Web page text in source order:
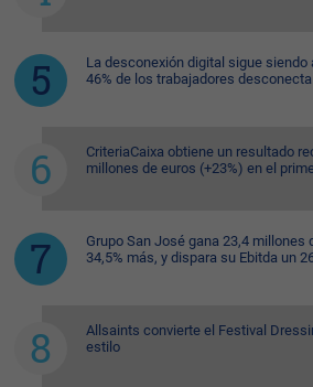
La desconexión digital sigue siendo
46% de los trabajadores
CriteriaCaixa obtiene un resultado
millones de euros (+23%) en el
Grupo San José gana 23,4 millones
34,5% más, y dispara su Ebitda un
Allsaints convierte el Festival
estilo